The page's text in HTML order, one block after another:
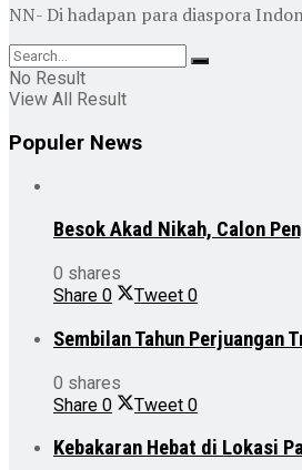
NN- Di hadapan para diaspora
No Result
View All Result
Populer News
Besok Akad Nikah, Calon
0 shares
Share 0 Tweet 0
Sembilan Tahun Perjuangan
0 shares
Share 0 Tweet 0
Kebakaran Hebat di Lokasi